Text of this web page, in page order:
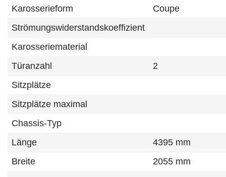
Karosserieform
Coupe
Strömungswiderstandskoeffizient
Karosseriematerial
Türanzahl
2
Sitzplätze
Sitzplätze maximal
Chassis-Typ
Länge
4395 mm
Breite
2055 mm